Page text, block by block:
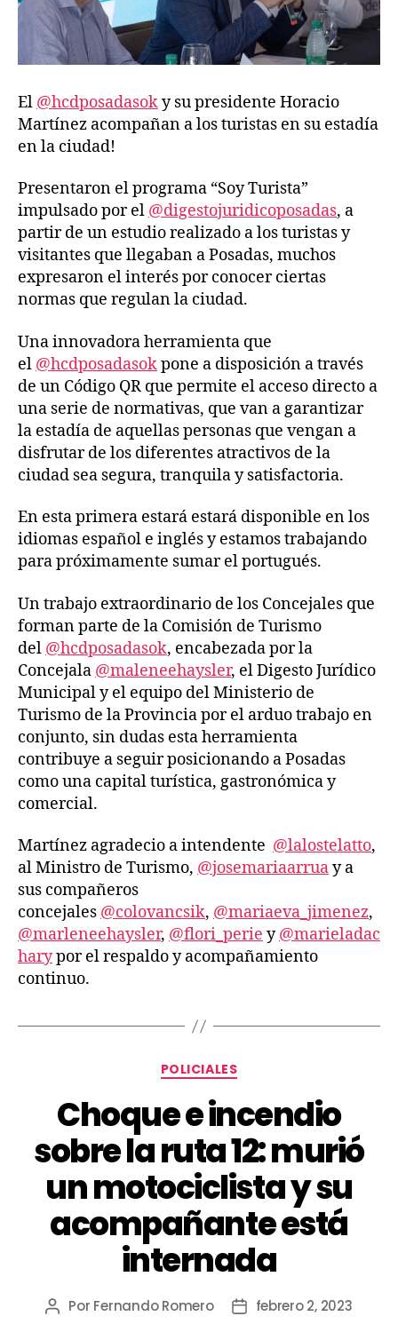
El @hcdposadasoky su presidente Horacio
Martínez acompañan a los turistas en su estadía
en la ciudad!
Presentaron el programa “Soy Turista”
impulsado por el @digestojuridicoposadas, a
partir de un estudio realizado a los turistas y
visitantes que llegaban a Posadas, muchos
expresaron el interés por conocer ciertas
normas que regulan la ciudad.
Una innovadora herramienta que
el @hcdposadasokpone a disposición a través
de un Código QR que permite el acceso directo a
una serie de normativas, que van a garantizar
la estadía de aquellas personas que vengan a
disfrutar de los diferentes atractivos de la
ciudad sea segura, tranquila y satisfactoria.
En esta primera estará estará disponible en los
idiomas español e inglés y estamos trabajando
para próximamente sumar el portugués.
Un trabajo extraordinario de los Concejales que
forman parte de la Comisión de Turismo
del @hcdposadasok, encabezada por la
Concejala @maleneehaysler, el Digesto Jurídico
Municipal y el equipo del Ministerio de
Turismo de la Provincia por el arduo trabajo en
conjunto, sin dudas esta herramienta
contribuye a seguir posicionando a Posadas
como una capital turística, gastronómica y
comercial.
Martínez agradecio a intendente @lalostelatto,
al Ministro de Turismo, @josemariaarruay a
sus compañeros
concejales @colovancsik, @mariaeva_jimenez,
@marleneehaysler, @flori_perie y@marieladac
harypor el respaldo y acompañamiento
continuo.
POLICIALES
Choque e incendio
sobre la ruta 12: murió
un motociclista y su
acompañante está
internada
Por Fernando Romero febrero 2, 2023